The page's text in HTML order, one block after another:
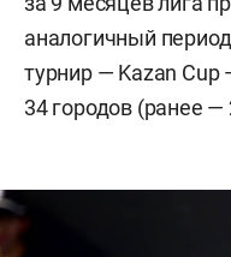
аналогичный
турнир — Kazan Cup
34 городов (ранее —